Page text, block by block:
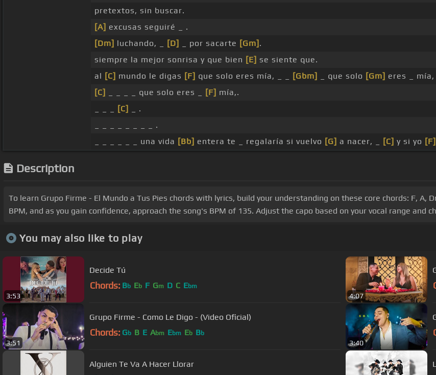
pretextos, sin buscar.
[A] excusas seguiré _ .
[Dm] luchando, _ [D] _ por sacarte [Gm] .
siempre la mejor sonrisa y que bien [E] se siente que.
al [C] mundo le digas [F] que solo eres mía, _ _ [Gbm] _ que solo [Gm] eres _ mía,
[C]
_ _ _ _ que solo eres _ [F] mía,.
[C]
_ .
_ _ _ _ _ _ _ _ .
_ _ _ _ _ _ una vida [Bb] entera te _ regalaría si vuelvo [G] a nacer, _ [C] y si yo [F]
Description
To learn Grupo Firme - El Mundo a Tus Pies chords with lyrics, build your understanding on these core chords: F, A,
BPM, and as you gain confidence, approach the song's BPM of 135. Adjust the capo based on your vocal range and
You may also like to play
3:53
Decide Tú
Chords: Bb Eb F Gm D C Ebm
4:07
3:51
Grupo Firme - Como Le Digo - (Video Oficial)
Chords: Gb B E Abm Ebm Eb Bb
3:40
Alguien Te Va A Hacer Llorar